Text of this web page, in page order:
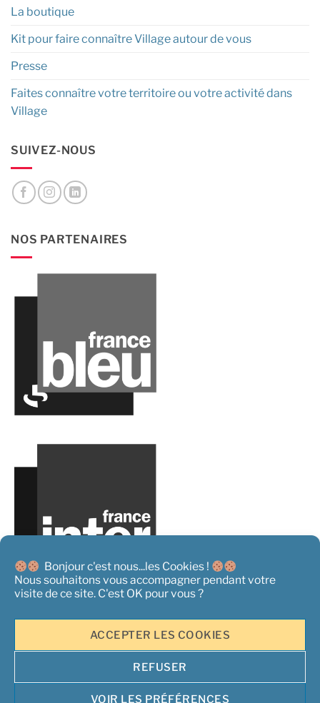
Bonjour c'est nous...les Cookies !
Nous souhaitons vous accompagner pendant votre
visite de ce site. C'est OK pour vous ?
ACCEPTER LES COOKIES
REFUSER
VOIR LES PRÉFÉRENCES
La boutique
Kit pour faire connaître Village autour de vous
Presse
Faites connaître votre territoire ou votre activité dans
Village
SUIVEZ-NOUS
NOS PARTENAIRES
Conditions générales de Vente|Politique de